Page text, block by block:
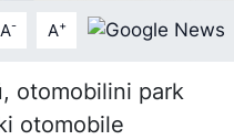
A- A+
otomobilini park
otomobile